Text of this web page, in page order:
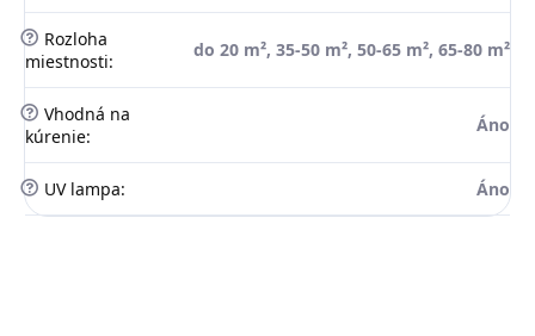
? Rozloha
miestnosti:
do 20 m², 35-50 m², 50-65 m², 65-80 m²
? Vhodná na
kúrenie:
Áno
? UV lampa: Áno